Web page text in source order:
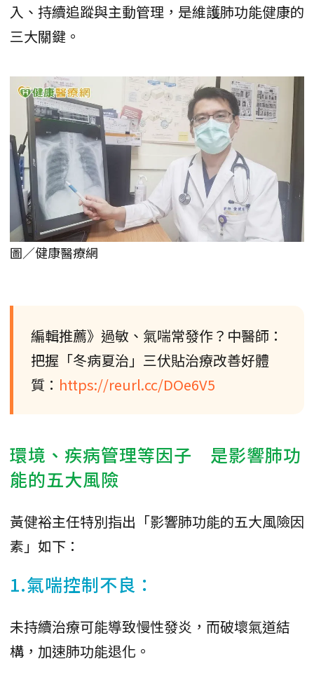
入、持續追蹤與主動管理，是維護肺功能健康的
三大關鍵。
圖／健康醫療網
編輯推薦》過敏、氣喘常發作？中醫師：
把握「冬病夏治」三伏貼治療改善好體
質： https://reurl.cc/DOe6V5
環境、疾病管理等因子 是影響肺功
能的五大風險
黃健裕主任特別指出「影響肺功能的五大風險因
素」如下：
1.氣喘控制不良：
未持續治療可能導致慢性發炎，而破壞氣道結
構，加速肺功能退化。